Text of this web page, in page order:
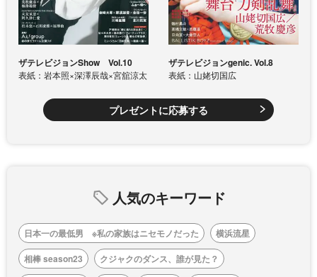
ザテレビジョンShow Vol.10
表紙：岩本照×深澤辰哉×宮舘涼太
ザテレビジョンgenic. Vol.8
表紙：山姥切国広
プレゼントに応募する
人気のキーワード
日本一の最低男 ※私の家族はニセモノだった
横浜流星
相棒 season23
クジャクのダンス、誰が見た？